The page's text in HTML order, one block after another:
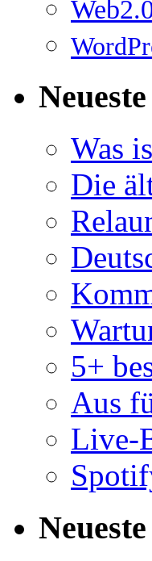
Was
Die
5+
Aus
Live-